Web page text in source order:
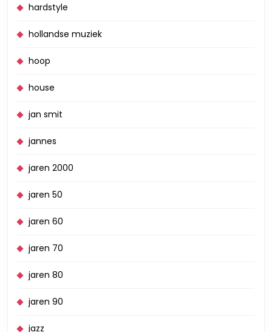
hardstyle
hollandse muziek
hoop
house
jan smit
jannes
jaren 2000
jaren 50
jaren 60
jaren 70
jaren 80
jaren 90
jazz